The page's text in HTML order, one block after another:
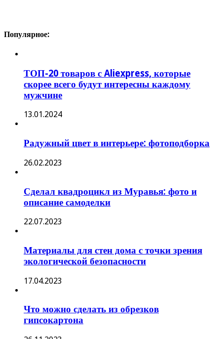
Популярное:
ТОП-20 товаров с Aliexpress, которые
скорее всего будут интересны каждому
мужчине
13.01.2024
Радужный цвет в интерьере: фотоподборка
26.02.2023
Сделал квадроцикл из Муравья: фото и
описание самоделки
22.07.2023
Материалы для стен дома с точки зрения
экологической безопасности
17.04.2023
Что можно сделать из обрезков
гипсокартона